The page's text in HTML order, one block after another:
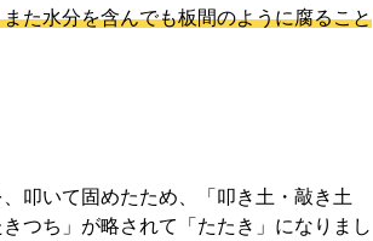
た水分を含んでも板間のように腐ること
叩いて固めたため、「叩き土・敲き土
つち」が略されて「たたき」になりまし